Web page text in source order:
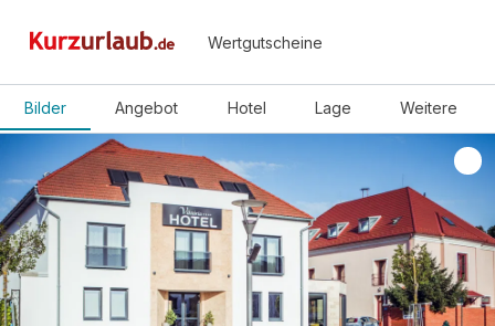
Wertgutscheine
Bilder Angebot Hotel Lage Weitere